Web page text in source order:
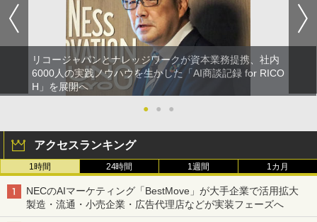
リコージャパンとナレッジワークが資本業務提携、社内
6000人の実践ノウハウを生かした「AI商談記録 for RICO
H」を展開へ
●
● ●
アクセスランキング
1時間 24時間 1週間 1カ月
NECのAIマーケティング「BestMove」が大手企業で活用拡大
製造・流通・小売企業・広告代理店などが実装フェーズへ